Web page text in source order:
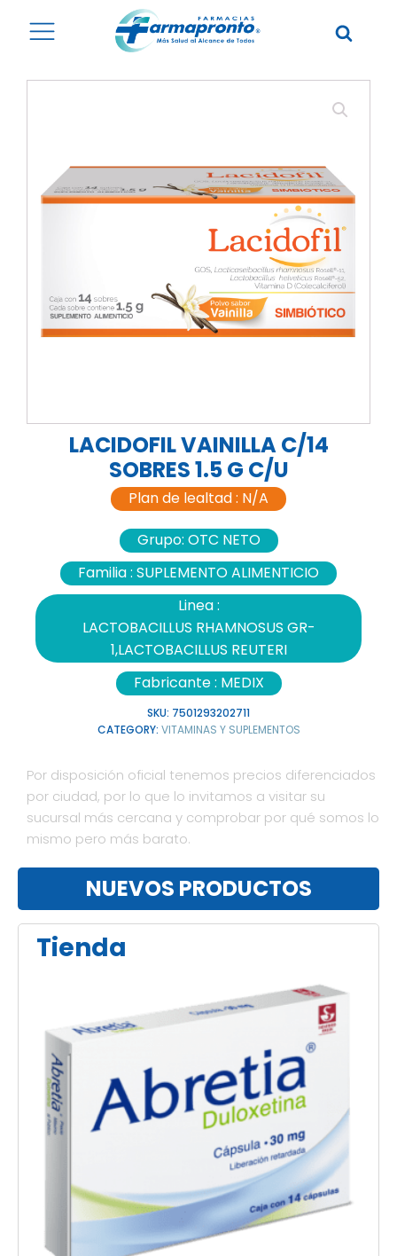
LACIDOFIL VAINILLA C/14
SOBRES 1.5 G C/U
Plan de lealtad : N/A
Grupo: OTC NETO
Familia : SUPLEMENTO ALIMENTICIO
Linea :
LACTOBACILLUS RHAMNOSUS GR-
1,LACTOBACILLUS REUTERI
Fabricante : MEDIX
SKU: 7501293202711
CATEGORY: VITAMINAS Y SUPLEMENTOS
Por disposición oficial tenemos precios diferenciados
por ciudad, por lo que lo invitamos a visitar su
sucursal más cercana y comprobar por qué somos lo
mismo pero más barato.
NUEVOS PRODUCTOS
Tienda